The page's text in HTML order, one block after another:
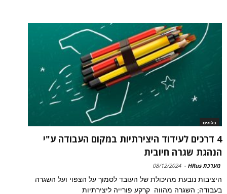
בלוגים
4 דרכים לעידוד היצירתיות במקום העבודה ע"י
הנהגת שגרה חיובית
מערכת HRus -
08/12/2024
היציבות נובעת מהיכולת של העובד לסמוך על הצפוי ועל השגרה
בעבודה; השגרה מהווה קרקע פורייה ליצירתיות